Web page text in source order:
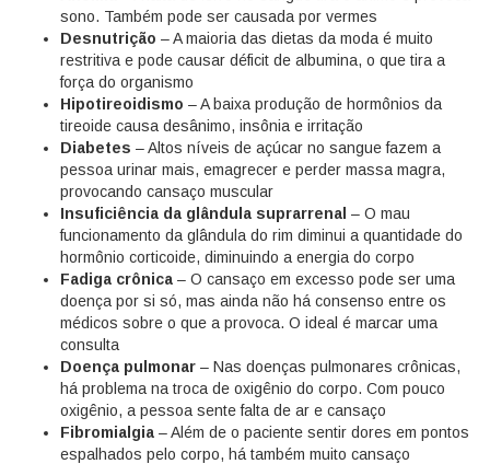
sono. Também pode ser causada por vermes
Desnutrição – A maioria das dietas da moda é muito
restritiva e pode causar déficit de albumina, o que tira a
força do organismo
Hipotireoidismo – A baixa produção de hormônios da
tireoide causa desânimo, insônia e irritação
Diabetes – Altos níveis de açúcar no sangue fazem a
pessoa urinar mais, emagrecer e perder massa magra,
provocando cansaço muscular
Insuficiência da glândula suprarrenal – O mau
funcionamento da glândula do rim diminui a quantidade do
hormônio corticoide, diminuindo a energia do corpo
Fadiga crônica – O cansaço em excesso pode ser uma
doença por si só, mas ainda não há consenso entre os
médicos sobre o que a provoca. O ideal é marcar uma
consulta
Doença pulmonar – Nas doenças pulmonares crônicas,
há problema na troca de oxigênio do corpo. Com pouco
oxigênio, a pessoa sente falta de ar e cansaço
Fibromialgia – Além de o paciente sentir dores em pontos
espalhados pelo corpo, há também muito cansaço